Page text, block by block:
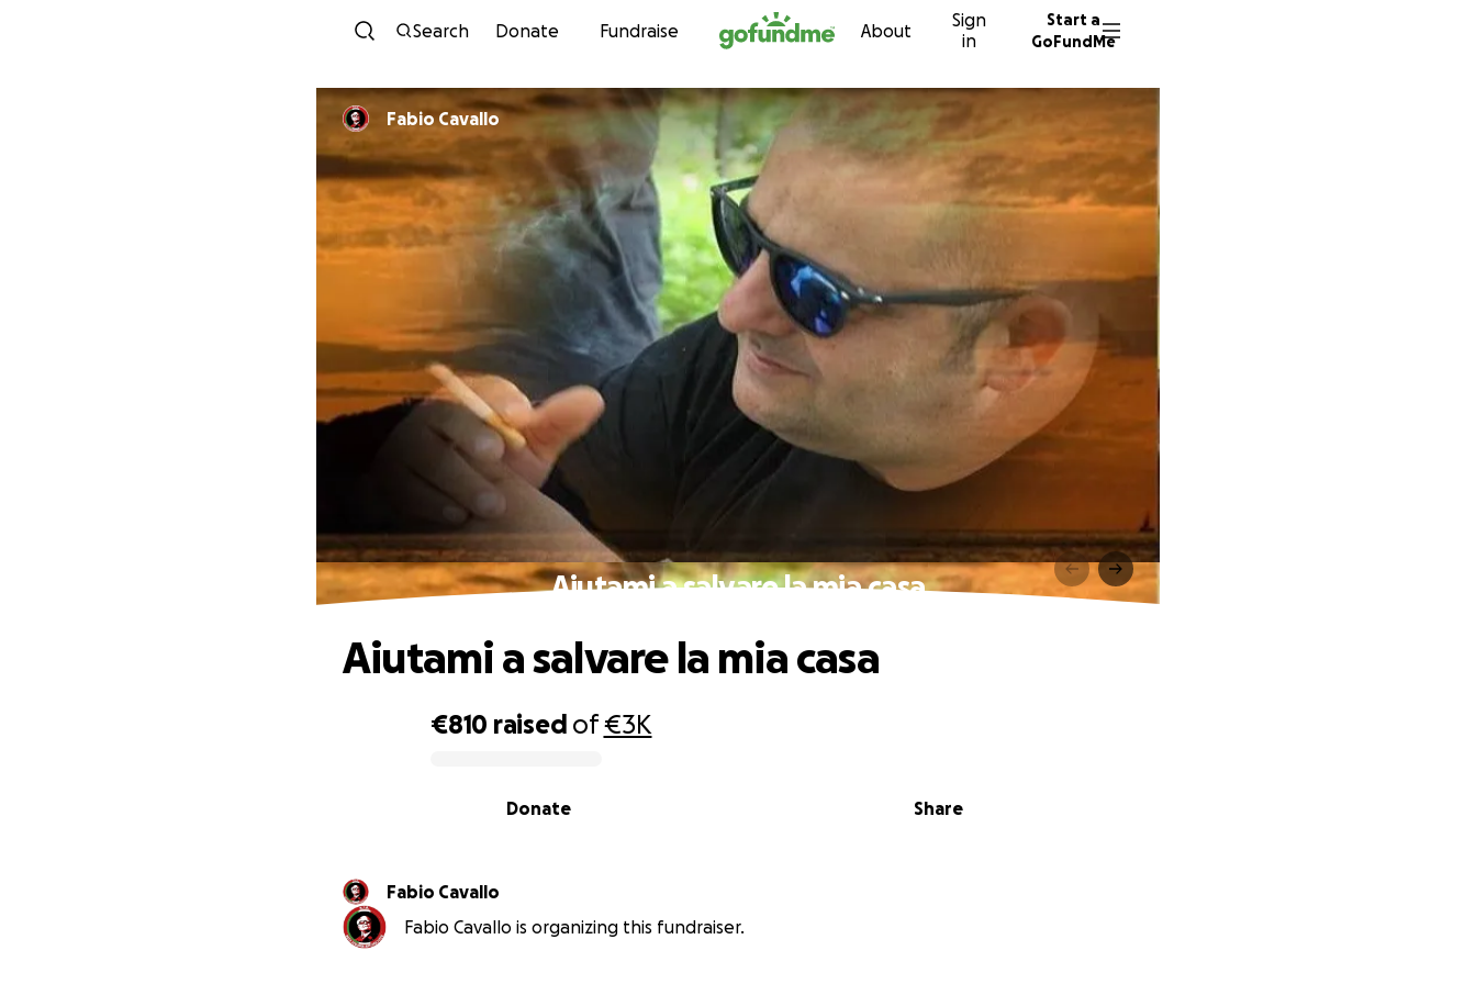
Skip to content
Search Donate Fundraise About
Sign
in
Start a
GoFundMe
Fabio Cavallo
Aiutami a salvare la mia casa
€810 raised of€3K
Share
Donate
Aiutami a salvare la mia casa
Fabio Cavallo
Fabio Cavallo is organizing this fundraiser.